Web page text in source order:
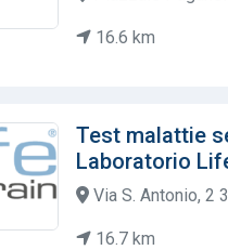
16.6 km
Test malattie
Laboratorio
Via S. Antonio, 2
16.7 km